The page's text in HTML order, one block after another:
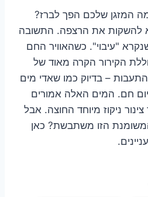
המזגן שלכם הפך לברז?
להשקות את הרצפה. התשובה
"עיבוי". כשהאוויר החם
הקירור הקרה מאוד של
– בדיוק כמו שאדי מים
חם. המים האלה אמורים
ניקוז מיוחד החוצה. אבל
הזו משתבשת? כאן